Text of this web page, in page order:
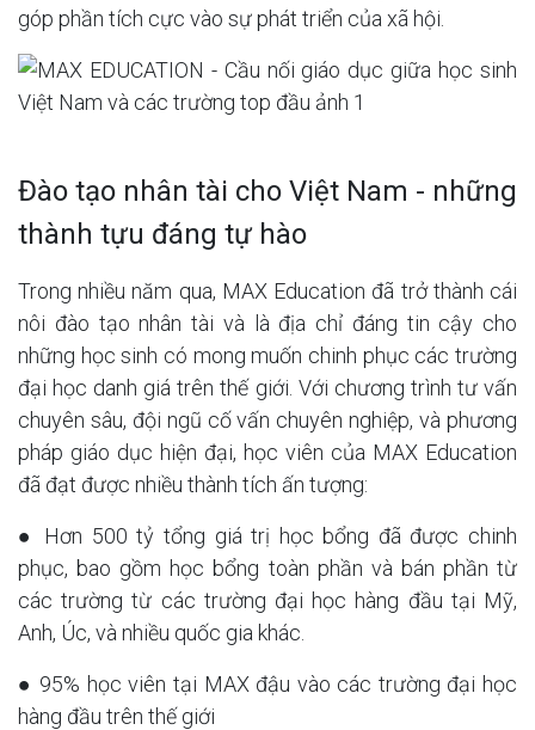
góp phần tích cực vào sự phát triển của xã hội.
Đào tạo nhân tài cho Việt Nam - những
thành tựu đáng tự hào
Trong nhiều năm qua, MAX Education đã trở thành cái
nôi đào tạo nhân tài và là địa chỉ đáng tin cậy cho
những học sinh có mong muốn chinh phục các trường
đại học danh giá trên thế giới. Với chương trình tư vấn
chuyên sâu, đội ngũ cố vấn chuyên nghiệp, và phương
pháp giáo dục hiện đại, học viên của MAX Education
đã đạt được nhiều thành tích ấn tượng:
● Hơn 500 tỷ tổng giá trị học bổng đã được chinh
phục, bao gồm học bổng toàn phần và bán phần từ
các trường từ các trường đại học hàng đầu tại Mỹ,
Anh, Úc, và nhiều quốc gia khác.
● 95% học viên tại MAX đậu vào các trường đại học
hàng đầu trên thế giới